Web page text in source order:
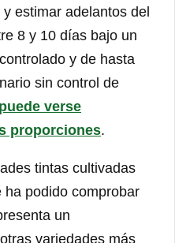
estimar adelantos del
8 y 10 días bajo un
y de hasta
sin control de
puede verse
proporciones.
tintas cultivadas
podido comprobar
un
variedades más